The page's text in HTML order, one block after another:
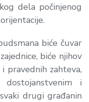
dela počinjenog
biće čuvar
biće njihov
zahteva,
i
drugi građanin